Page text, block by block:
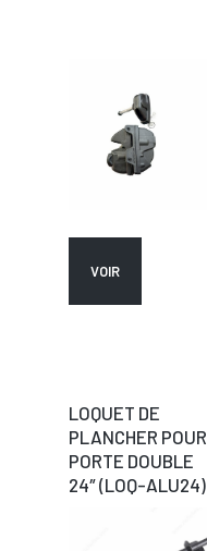
VOIR
LOQUET DE
PLANCHER POUR
PORTE DOUBLE
24″ (LOQ-ALU24)